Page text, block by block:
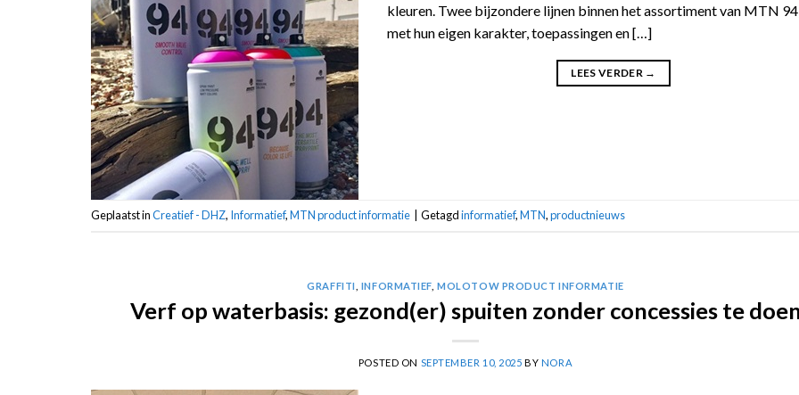
kleuren. Twee bijzondere lijnen binnen het assortiment van MTN
met hun eigen karakter, toepassingen en […]
LEES VERDER →
Geplaatst inCreatief - DHZ, Informatief,MTN product informatie Getagdinformatief,MTN,productnieuws
GRAFFITI INFORMATIEF ,MOLOTOW PRODUCT INFORMATIE
Verf op waterbasis: gezond(er) spuiten zonder concessies te
POSTED ON SEPTEMBER 10, 2025 BY NORA